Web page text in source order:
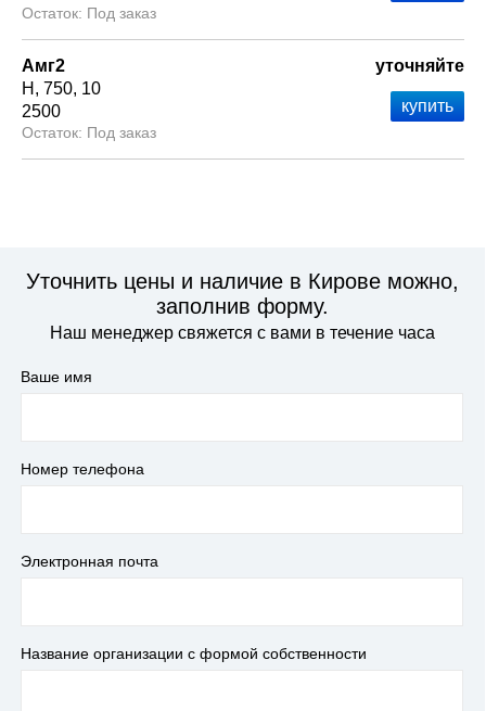
Под заказ
Амг2
Н
750 10
2500
Под заказ
уточняйте
Уточнить цены и наличие в Кирове можно,
заполнив форму.
Наш менеджер свяжется с вами в течение часа
Ваше имя
Номер телефона
Электронная почта
Название организации с формой собственности